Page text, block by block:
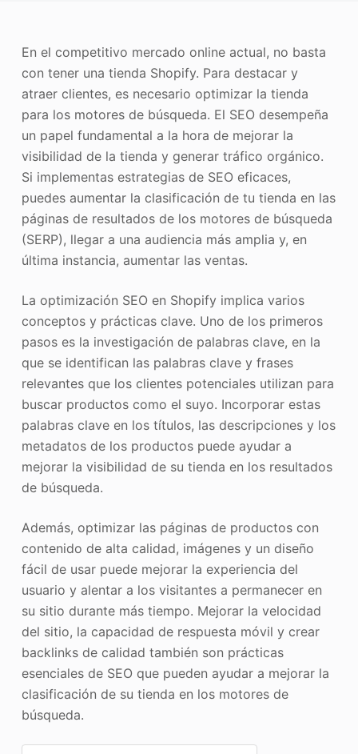
Recopilación de imágenes
En el competitivo mercado online actual, no basta
con tener una tienda Shopify. Para destacar y
atraer clientes, es necesario optimizar la tienda
para los motores de búsqueda. El SEO desempeña
un papel fundamental a la hora de mejorar la
visibilidad de la tienda y generar tráfico orgánico.
Si implementas estrategias de SEO eficaces,
puedes aumentar la clasificación de tu tienda en las
páginas de resultados de los motores de búsqueda
(SERP), llegar a una audiencia más amplia y, en
última instancia, aumentar las ventas.
La optimización SEO en Shopify implica varios
conceptos y prácticas clave. Uno de los primeros
pasos es la investigación de palabras clave, en la
que se identifican las palabras clave y frases
relevantes que los clientes potenciales utilizan para
buscar productos como el suyo. Incorporar estas
palabras clave en los títulos, las descripciones y los
metadatos de los productos puede ayudar a
mejorar la visibilidad de su tienda en los resultados
de búsqueda.
Además, optimizar las páginas de productos con
contenido de alta calidad, imágenes y un diseño
fácil de usar puede mejorar la experiencia del
usuario y alentar a los visitantes a permanecer en
su sitio durante más tiempo. Mejorar la velocidad
del sitio, la capacidad de respuesta móvil y crear
backlinks de calidad también son prácticas
esenciales de SEO que pueden ayudar a mejorar la
clasificación de su tienda en los motores de
búsqueda.